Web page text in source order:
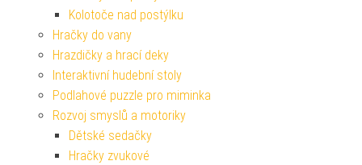
Kolotoče nad postýlku
Hračky do vany
Hrazdičky a hrací deky
Interaktivní hudební stoly
Podlahové puzzle pro miminka
Rozvoj smyslů a motoriky
Dětské sedačky
Hračky zvukové